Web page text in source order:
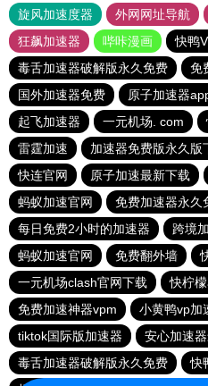
旋风加速度器
外网网址导航
狂飙加速器
哔咔漫画
快鸭
毒舌加速器破解版永久免费
免
国外加速器免费
原子加速器
起飞加速器
一元机场. com
雷霆加速
加速器免费版永久版
快连官网
原子加速最新下载
蚂蚁加速官网
免费加速器永久
每日免费2小时的加速器
跨境
蚂蚁加速官网
免费翻外墙
一元机场clash官网下载
快柠
免费加速神器vpm
小黄鸭vp加
tiktok国际版加速器
安心加速
毒舌加速器破解版永久免费
快